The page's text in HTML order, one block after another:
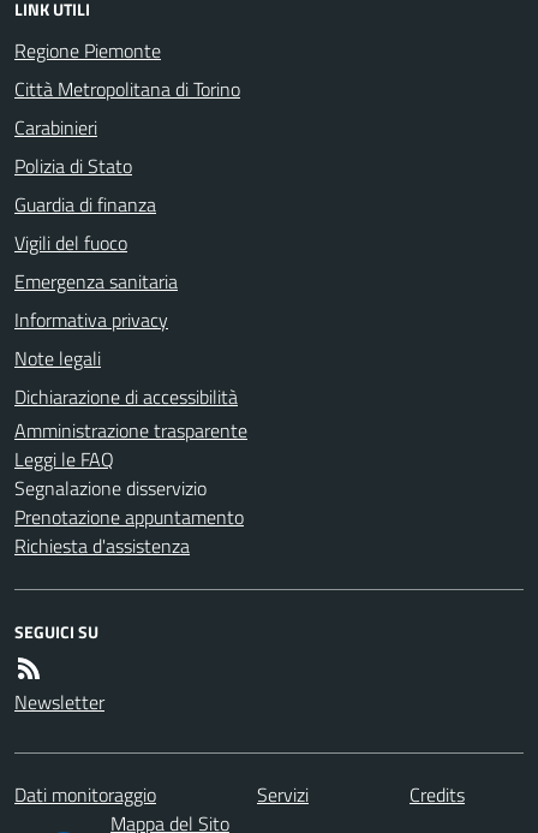
LINK UTILI
Regione Piemonte
Città Metropolitana di Torino
Carabinieri
Polizia di Stato
Guardia di finanza
Vigili del fuoco
Emergenza sanitaria
Informativa privacy
Note legali
Dichiarazione di accessibilità
Amministrazione trasparente
Leggi le FAQ
Segnalazione disservizio
Prenotazione appuntamento
Richiesta d'assistenza
SEGUICI SU
Newsletter
Dati monitoraggio Servizi
Credits
Mappa del Sito